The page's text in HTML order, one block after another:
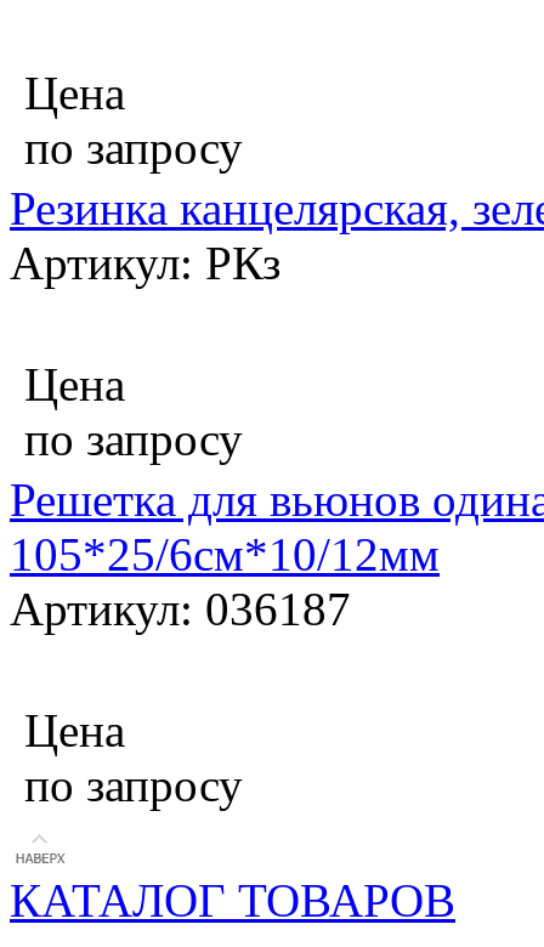
Цена
по запросу
Резинка канцелярская,
Артикул: РКз
Цена
по запросу
Решетка для вьюнов
105*25/6см*10/12мм
Артикул: 036187
Цена
по запросу
КАТАЛОГ ТОВАРОВ